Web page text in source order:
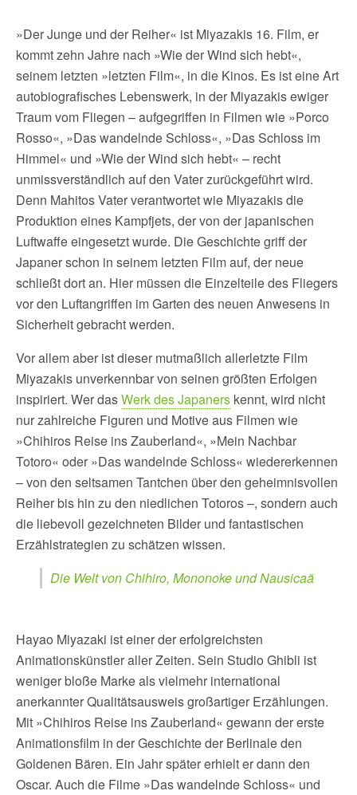
»Der Junge und der Reiher« ist Miyazakis 16. Film, er
kommt zehn Jahre nach »Wie der Wind sich hebt«,
seinem letzten »letzten Film«, in die Kinos. Es ist eine Art
autobiografisches Lebenswerk, in der Miyazakis ewiger
Traum vom Fliegen – aufgegriffen in Filmen wie »Porco
Rosso«, »Das wandelnde Schloss«, »Das Schloss im
Himmel« und »Wie der Wind sich hebt« – recht
unmissverständlich auf den Vater zurückgeführt wird.
Denn Mahitos Vater verantwortet wie Miyazakis die
Produktion eines Kampfjets, der von der japanischen
Luftwaffe eingesetzt wurde. Die Geschichte griff der
Japaner schon in seinem letzten Film auf, der neue
schließt dort an. Hier müssen die Einzelteile des Fliegers
vor den Luftangriffen im Garten des neuen Anwesens in
Sicherheit gebracht werden.
Vor allem aber ist dieser mutmaßlich allerletzte Film
Miyazakis unverkennbar von seinen größten Erfolgen
inspiriert. Wer dasWerk des Japaners kennt, wird nicht
nur zahlreiche Figuren und Motive aus Filmen wie
»Chihiros Reise ins Zauberland«, »Mein Nachbar
Totoro« oder »Das wandelnde Schloss« wiedererkennen
– von den seltsamen Tantchen über den geheimnisvollen
Reiher bis hin zu den niedlichen Totoros –, sondern auch
die liebevoll gezeichneten Bilder und fantastischen
Erzählstrategien zu schätzen wissen.
Die Welt von Chihiro, Mononoke und Nausicaä
Hayao Miyazaki ist einer der erfolgreichsten
Animationskünstler aller Zeiten. Sein Studio Ghibli ist
weniger bloße Marke als vielmehr international
anerkannter Qualitätsausweis großartiger Erzählungen.
Mit »Chihiros Reise ins Zauberland« gewann der erste
Animationsfilm in der Geschichte der Berlinale den
Goldenen Bären. Ein Jahr später erhielt er dann den
Oscar. Auch die Filme »Das wandelnde Schloss« und